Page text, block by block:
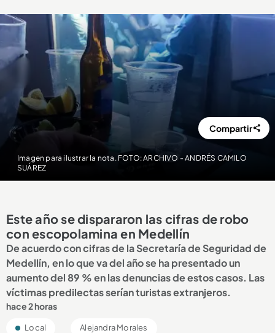
Imagen para ilustrar la nota. FOTO: ARCHIVO - ANDRÉS CAMILO
SUÁREZ
Compartir
Este año se dispararon las cifras de robo
con escopolamina en Medellín
De acuerdo con cifras de la Secretaría de Seguridad de
Medellín, en lo que va del año se ha presentado un
aumento del 89 % en las denuncias de estos casos. Las
víctimas predilectas serían turistas extranjeros.
hace 2 horas
Local Alejandra Morales